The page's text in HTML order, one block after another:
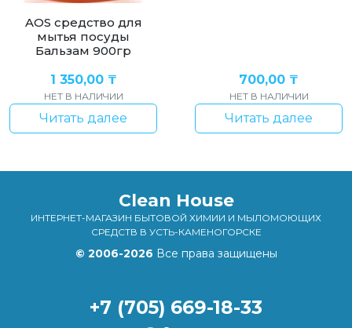
AOS средство для
мытья посуды
Бальзам 900гр
1 350,00 ₸
НЕТ В НАЛИЧИИ
Читать далее
700,00 ₸
НЕТ В НАЛИЧИИ
Читать далее
Clean House
ИНТЕРНЕТ-МАГАЗИН БЫТОВОЙ ХИМИИ И МЫЛОМОЮЩИХ
СРЕДСТВ В УСТЬ-КАМЕНОГОРСКЕ
© 2006-2026 Все права защищены
+7 (705) 669-18-33